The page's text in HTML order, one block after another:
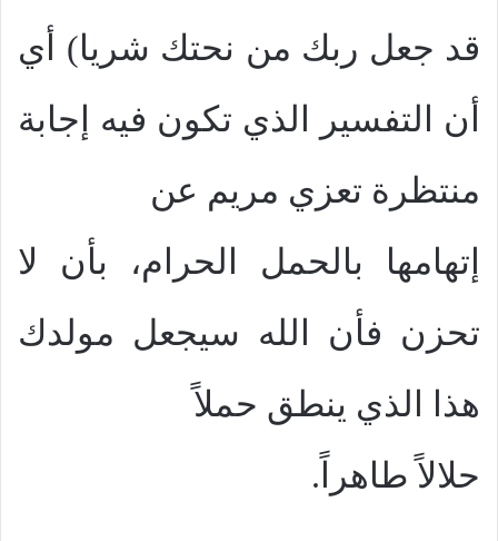
قد جعل ربك من نحتك شريا) أي
أن التفسير الذي تكون فيه إجابة
منتظرة تعزي مريم عن
إتهامها بالحمل الحرام، بأن لا
تحزن فأن الله سيجعل مولدك
هذا الذي ينطق حملاً
حلالاً طاهراً.